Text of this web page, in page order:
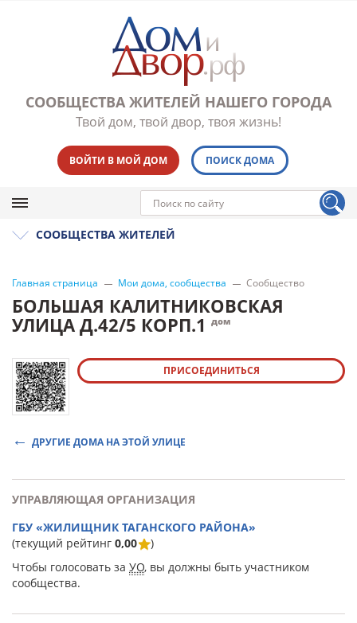
СООБЩЕСТВА ЖИТЕЛЕЙ НАШЕГО ГОРОДА
Твой дом, твой двор, твоя жизнь!
ВОЙТИ В МОЙ ДОМ ПОИСК ДОМА
СООБЩЕСТВА ЖИТЕЛЕЙ
Главная страница Мои дома, сообщества Сообщество
БОЛЬШАЯ КАЛИТНИКОВСКАЯ
УЛИЦА Д.42/5 КОРП.1
дом
ПРИСОЕДИНИТЬСЯ
ДРУГИЕ ДОМА НА ЭТОЙ УЛИЦЕ
УПРАВЛЯЮЩАЯ ОРГАНИЗАЦИЯ
ГБУ «ЖИЛИЩНИК ТАГАНСКОГО РАЙОНА»
(текущий рейтинг 0,00
)
Чтобы голосовать за УО, вы должны быть участником
сообщества.